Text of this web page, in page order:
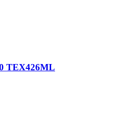
TEX426ML